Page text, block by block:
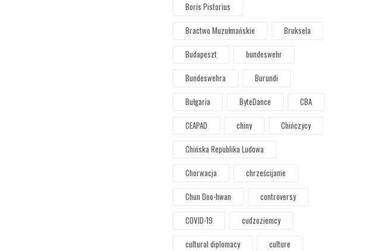
Boris Pistorius
Bractwo Muzułmańskie
Bruksela
Budapeszt
bundeswehr
Bundeswehra
Burundi
Bułgaria
ByteDance
CBA
CEAPAD
chiny
Chińczycy
Chińska Republika Ludowa
Chorwacja
chrześcijanie
Chun Doo-hwan
controversy
COVID-19
cudzoziemcy
cultural diplomacy
culture